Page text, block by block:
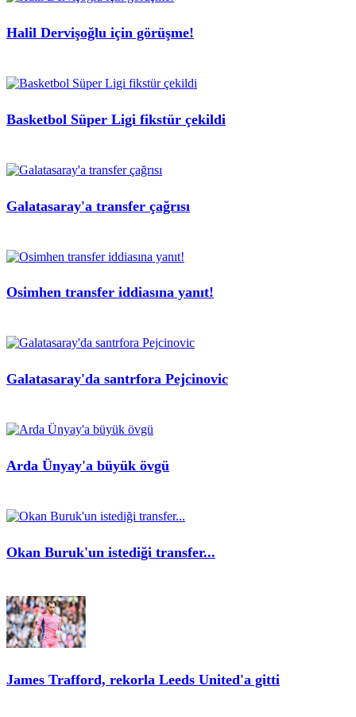
Halil Dervişoğlu için görüşme!
Basketbol Süper Ligi fikstür çekildi
Galatasaray'a transfer çağrısı
Osimhen transfer iddiasına yanıt!
Galatasaray'da santrfora Pejcinovic
Arda Ünyay'a büyük övgü
Okan Buruk'un istediği transfer...
James Trafford, rekorla Leeds United'a gitti